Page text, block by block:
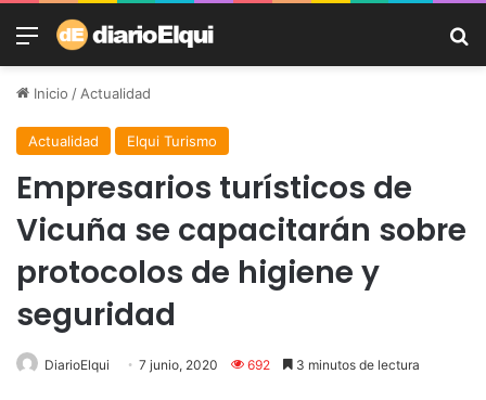
Menú
Inicio /Actualidad
Actualidad Elqui Turismo
Empresarios turísticos de
Vicuña se capacitarán sobre
protocolos de higiene y
seguridad
DiarioElqui 7 junio, 2020 692 3 minutos de lectura